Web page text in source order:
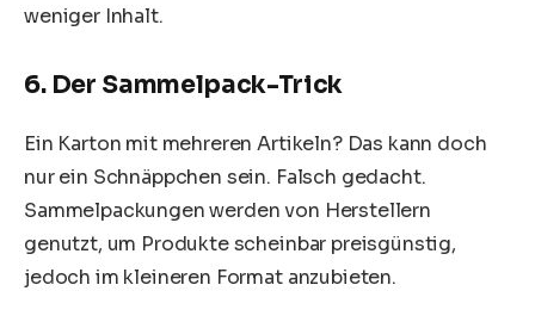
weniger Inhalt.
6. Der Sammelpack-Trick
Ein Karton mit mehreren Artikeln? Das kann doch
nur ein Schnäppchen sein. Falsch gedacht.
Sammelpackungen werden von Herstellern
genutzt, um Produkte scheinbar preisgünstig,
jedoch im kleineren Format anzubieten.